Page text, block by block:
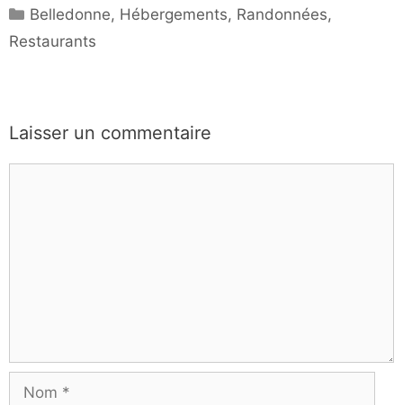
Catégories
Belledonne, Hébergements, Randonnées,
Restaurants
Laisser un commentaire